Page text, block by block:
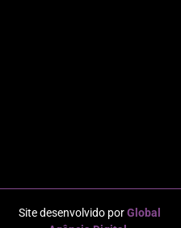
Site desenvolvido porGlobal